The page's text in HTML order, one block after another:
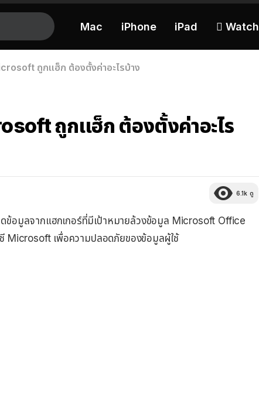
Mac iPhone iPad  Watch
ถูกแฮ็ก ต้องตั้งค่าอะไรบ้าง
ถูกแฮ็ก ต้องตั้งค่าอะไร
6.1k ดู
ข้อมูลจากแฮกเกอร์ที่มีเป้าหมายล้วงข้อมูล Microsoft Office
Microsoft เพื่อความปลอดภัยของข้อมูลผู้ใช้